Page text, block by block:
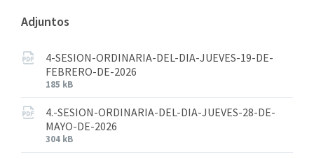
Adjuntos
4-SESION-ORDINARIA-DEL-DIA-JUEVES-19-DE-
FEBRERO-DE-2026
185 kB
4.-SESION-ORDINARIA-DEL-DIA-JUEVES-28-DE-
MAYO-DE-2026
304 kB